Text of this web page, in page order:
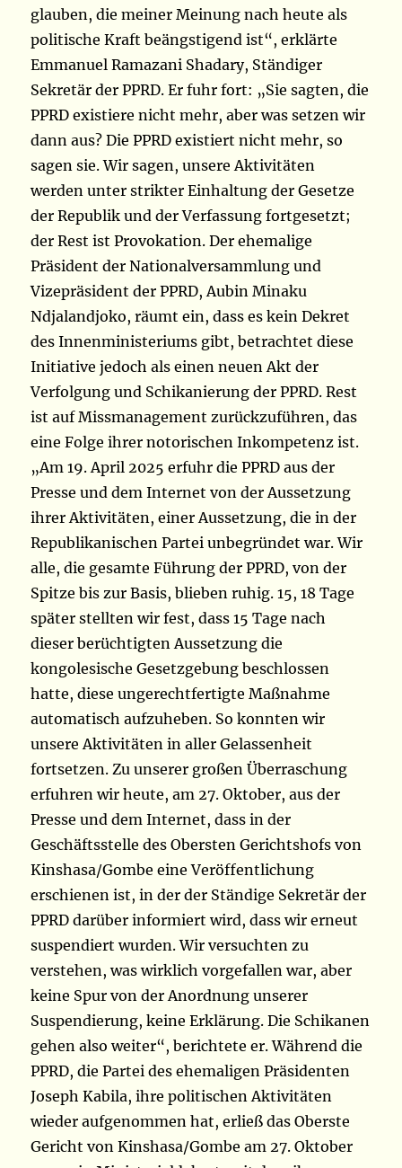
glauben, die meiner Meinung nach heute als
politische Kraft beängstigend ist“, erklärte
Emmanuel Ramazani Shadary, Ständiger
Sekretär der PPRD. Er fuhr fort: „Sie sagten, die
PPRD existiere nicht mehr, aber was setzen wir
dann aus? Die PPRD existiert nicht mehr, so
sagen sie. Wir sagen, unsere Aktivitäten
werden unter strikter Einhaltung der Gesetze
der Republik und der Verfassung fortgesetzt;
der Rest ist Provokation. Der ehemalige
Präsident der Nationalversammlung und
Vizepräsident der PPRD, Aubin Minaku
Ndjalandjoko, räumt ein, dass es kein Dekret
des Innenministeriums gibt, betrachtet diese
Initiative jedoch als einen neuen Akt der
Verfolgung und Schikanierung der PPRD. Rest
ist auf Missmanagement zurückzuführen, das
eine Folge ihrer notorischen Inkompetenz ist.
„Am 19. April 2025 erfuhr die PPRD aus der
Presse und dem Internet von der Aussetzung
ihrer Aktivitäten, einer Aussetzung, die in der
Republikanischen Partei unbegründet war. Wir
alle, die gesamte Führung der PPRD, von der
Spitze bis zur Basis, blieben ruhig. 15, 18 Tage
später stellten wir fest, dass 15 Tage nach
dieser berüchtigten Aussetzung die
kongolesische Gesetzgebung beschlossen
hatte, diese ungerechtfertigte Maßnahme
automatisch aufzuheben. So konnten wir
unsere Aktivitäten in aller Gelassenheit
fortsetzen. Zu unserer großen Überraschung
erfuhren wir heute, am 27. Oktober, aus der
Presse und dem Internet, dass in der
Geschäftsstelle des Obersten Gerichtshofs von
Kinshasa/Gombe eine Veröffentlichung
erschienen ist, in der der Ständige Sekretär der
PPRD darüber informiert wird, dass wir erneut
suspendiert wurden. Wir versuchten zu
verstehen, was wirklich vorgefallen war, aber
keine Spur von der Anordnung unserer
Suspendierung, keine Erklärung. Die Schikanen
gehen also weiter“, berichtete er. Während die
PPRD, die Partei des ehemaligen Präsidenten
Joseph Kabila, ihre politischen Aktivitäten
wieder aufgenommen hat, erließ das Oberste
Gericht von Kinshasa/Gombe am 27. Oktober